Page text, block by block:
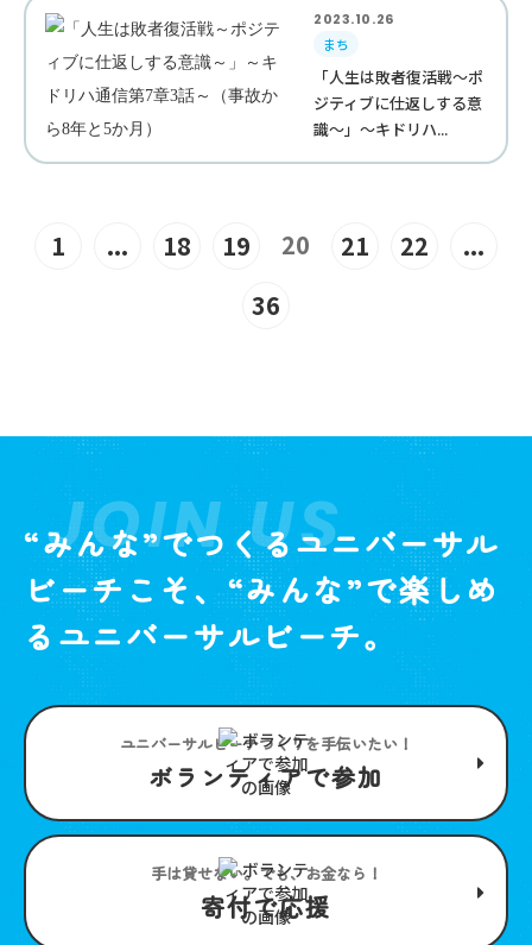
2023.10.26
まち
「人生は敗者復活戦～ポ
ジティブに仕返しする意
識～」～キドリハ...
1 ... 18 19 20 21 22
...
36
JOIN US
“みんな”でつくるユニバーサル
ビーチこそ、“みんな”で楽しめ
るユニバーサルビーチ。
ユニバーサルビーチつくりを手伝いたい！
ボランティアで参加
手は貸せない。でも、お金なら！
寄付で応援